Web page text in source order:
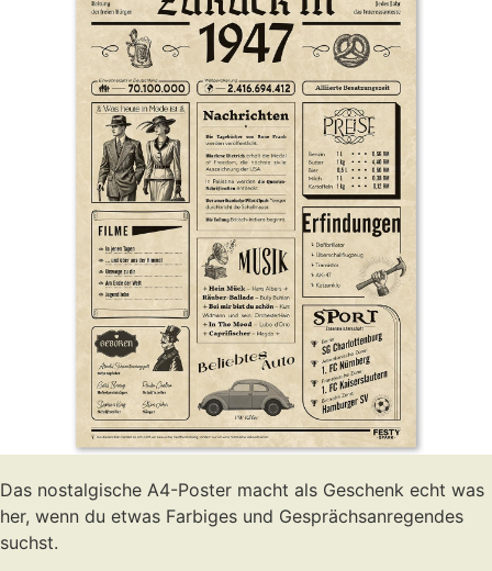
Das nostalgische A4-Poster macht als Geschenk echt was
her, wenn du etwas Farbiges und Gesprächsanregendes
suchst.